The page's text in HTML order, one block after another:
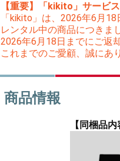
【重要】「kikito」サービ
「kikito」は、2026年6月
レンタル中の商品につきま
2026年6月18日までにご返
これまでのご愛顧、誠にあ
商品情報
【同梱品内